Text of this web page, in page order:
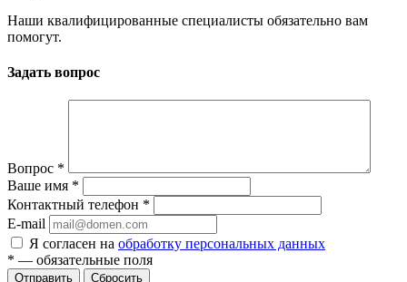
Наши квалифицированные специалисты обязательно вам
помогут.
Задать вопрос
Вопрос *
Ваше имя *
Контактный телефон *
E-mail
Я согласен на обработку персональных данных
* — обязательные поля
Сбросить